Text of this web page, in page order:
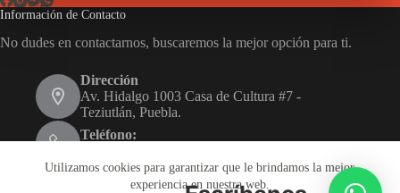
Utilizamos cookies para garantizar que le brindamos la mejor
experiencia en nuestra web.
Información de Contacto
No dudes en contactarnos, buscaremos la mejor opción para ti.
Dirección
Av. Hidalgo 1003 Casa de Cultura #7 -
Teziutlán, Puebla.
Teléfono: